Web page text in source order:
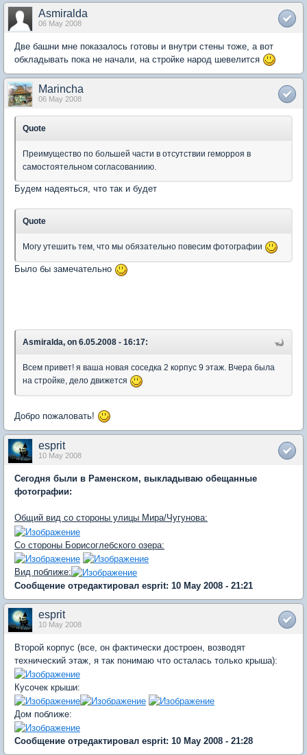
Asmiralda
06 May 2008
Две башни мне показалось готовы и внутри стены тоже, а вот
обкладывать пока не начали, на стройке народ шевелится
Marincha
06 May 2008
Quote
Преимущество по большей части в отсутствии геморроя в
самостоятельном согласованиию.
Будем надеяться, что так и будет
Quote
Могу утешить тем, что мы обязательно повесим фотографии
Было бы замечательно
Asmiralda, on 6.05.2008 - 16:17:
Всем привет! я ваша новая соседка 2 корпус 9 этаж. Вчера была
на стройке, дело движется
Добро пожаловать!
esprit
10 May 2008
Сегодня были в Раменском, выкладываю обещанные
фотографии:
Общий вид со стороны улицы Мира/Чугунова:
Со стороны Борисоглебского озера:
Вид поближе:
Сообщение отредактировал esprit: 10 May 2008 - 21:21
esprit
10 May 2008
Второй корпус (все, он фактически достроен, возводят
технический этаж, я так понимаю что осталась только крыша):
Кусочек крыши:
Дом поближе:
Сообщение отредактировал esprit: 10 May 2008 - 21:28